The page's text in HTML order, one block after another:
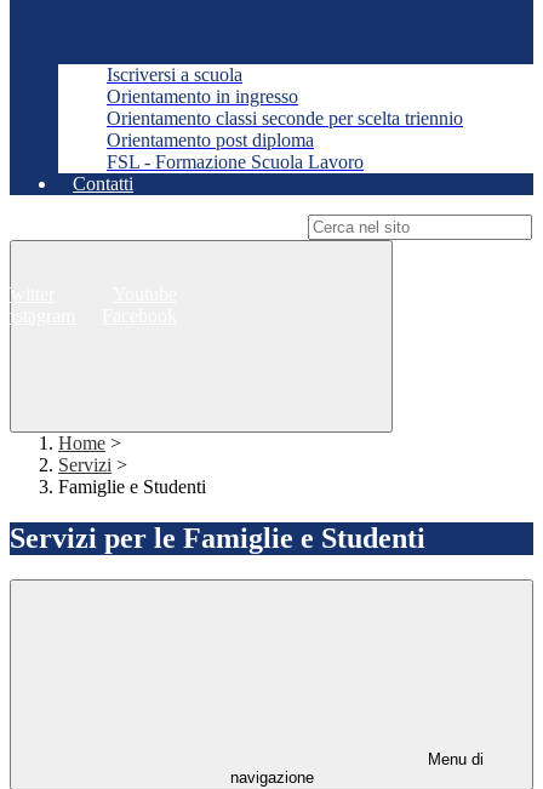
Iscriversi a scuola
Orientamento in ingresso
Orientamento classi seconde per scelta triennio
Orientamento post diploma
FSL - Formazione Scuola Lavoro
Contatti
Twitter
Instagram
Home >
Servizi >
Famiglie e Studenti
Servizi per le Famiglie e Studenti
Menu di
navigazione